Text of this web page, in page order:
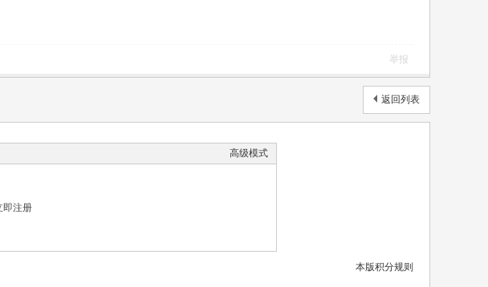
举报
返回列表
高级模式
即注册
本版积分规则